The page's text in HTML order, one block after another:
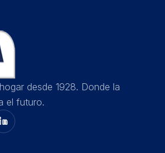
desde 1928. Donde la
el futuro.